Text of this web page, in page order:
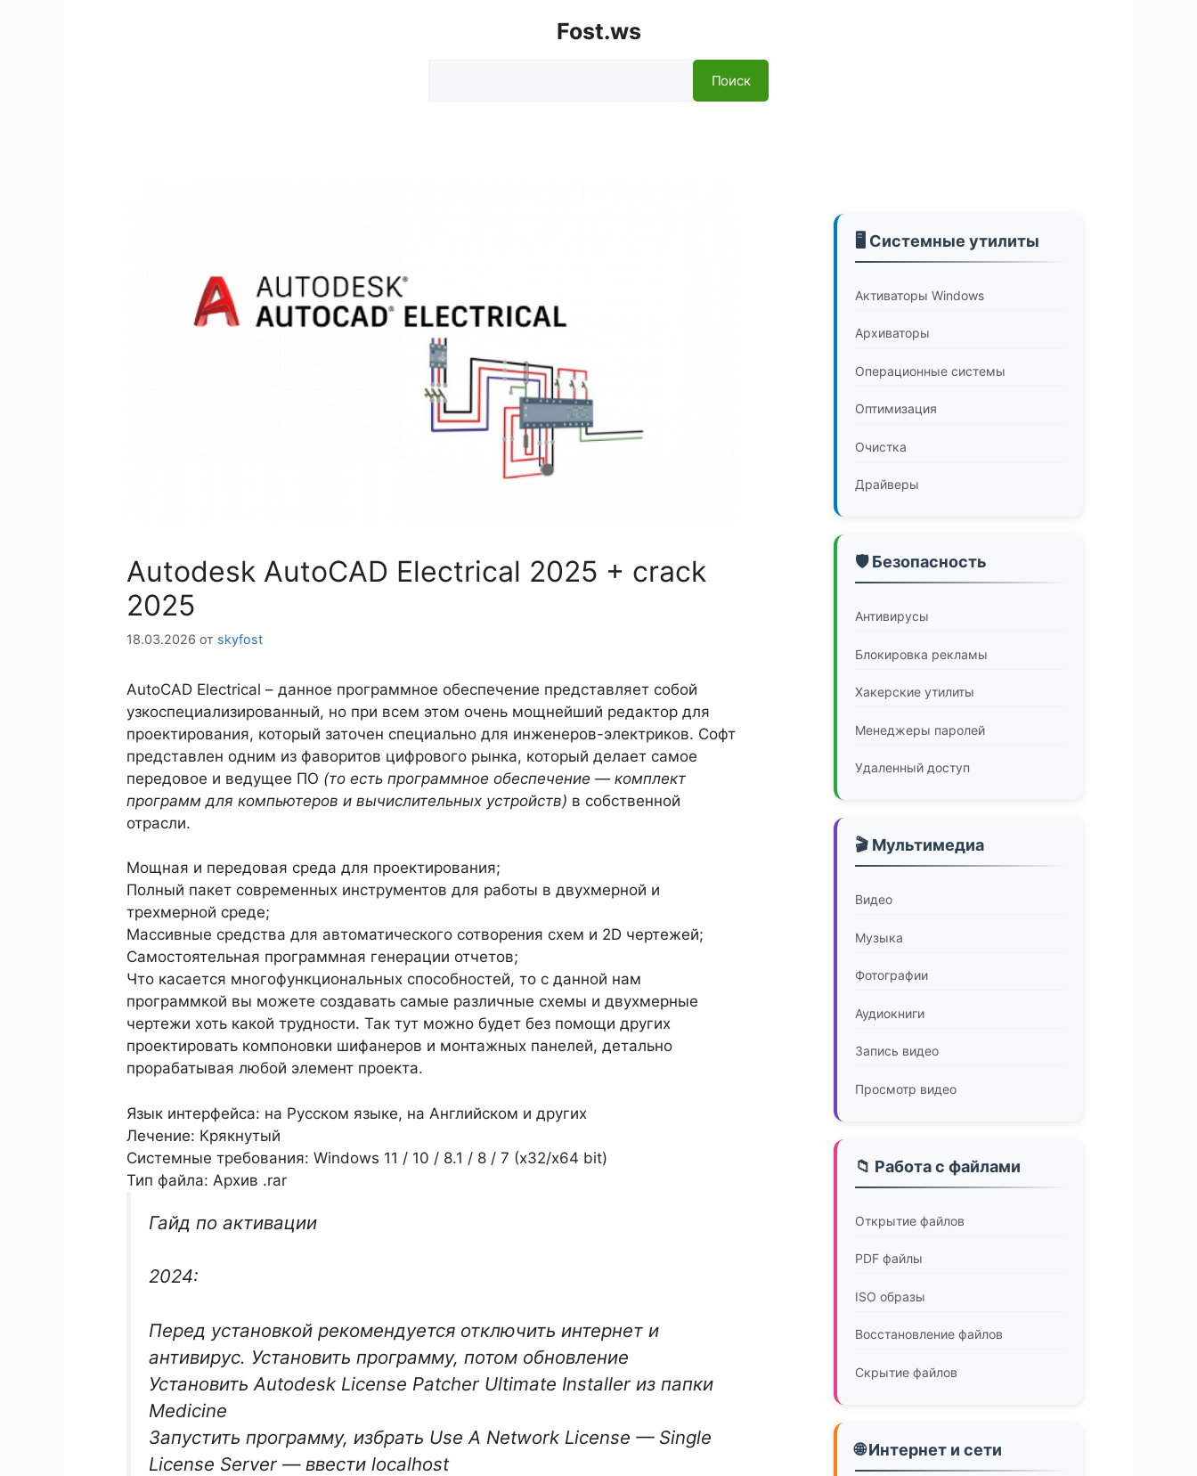
Fost.ws
Поиск
Autodesk AutoCAD Electrical 2025 + crack
2025
18.03.2026 от skyfost
AutoCAD Electrical – данное программное обеспечение представляет собой
узкоспециализированный, но при всем этом очень мощнейший редактор для
проектирования, который заточен специально для инженеров-электриков. Софт
представлен одним из фаворитов цифрового рынка, который делает самое
передовое и ведущее ПО (то есть программное обеспечение — комплект
программ для компьютеров и вычислительных устройств) в собственной
отрасли.
Мощная и передовая среда для проектирования;
Полный пакет современных инструментов для работы в двухмерной и
трехмерной среде;
Массивные средства для автоматического сотворения схем и 2D чертежей;
Самостоятельная программная генерации отчетов;
Что касается многофункциональных способностей, то с данной нам
программкой вы можете создавать самые различные схемы и двухмерные
чертежи хоть какой трудности. Так тут можно будет без помощи других
проектировать компоновки шифанеров и монтажных панелей, детально
прорабатывая любой элемент проекта.
Язык интерфейса: на Русском языке, на Английском и других
Лечение: Крякнутый
Системные требования: Windows 11 / 10 / 8.1 / 8 / 7 (х32/x64 bit)
Тип файла: Архив .rar
Гайд по активации
2024:
Перед установкой рекомендуется отключить интернет и
антивирус. Установить программу, потом обновление
Установить Autodesk License Patcher Ultimate Installer из папки
Medicine
Запустить программу, избрать Use A Network License — Single
License Server — ввести localhost
🖥️ Системные утилиты
Активаторы Windows
Архиваторы
Операционные системы
Оптимизация
Очистка
Драйверы
🛡️ Безопасность
Антивирусы
Блокировка рекламы
Хакерские утилиты
Менеджеры паролей
Удаленный доступ
🎬 Мультимедиа
Видео
Музыка
Фотографии
Аудиокниги
Запись видео
Просмотр видео
📁 Работа с файлами
Открытие файлов
PDF файлы
ISO образы
Восстановление файлов
Скрытие файлов
🌐 Интернет и сети